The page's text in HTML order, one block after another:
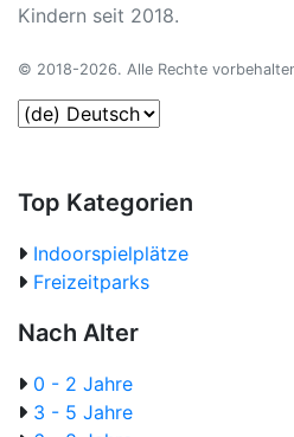
Kindern seit 2018.
© 2018-2026. Alle Rechte
Top Kategorien
Indoorspielplätze
Freizeitparks
Nach Alter
0 - 2 Jahre
3 - 5 Jahre